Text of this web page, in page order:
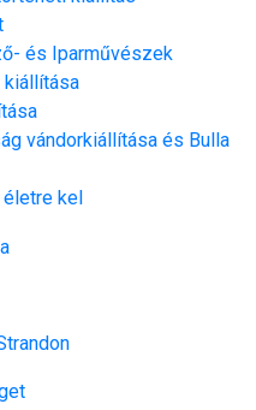
és Iparművészek
kiállítása
vándorkiállítása és Bulla
életre kel